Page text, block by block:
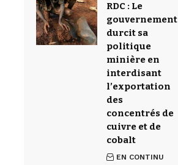
RDC : Le
gouvernement
durcit sa
politique
minière en
interdisant
l’exportation
des
concentrés de
cuivre et de
cobalt
EN CONTINU